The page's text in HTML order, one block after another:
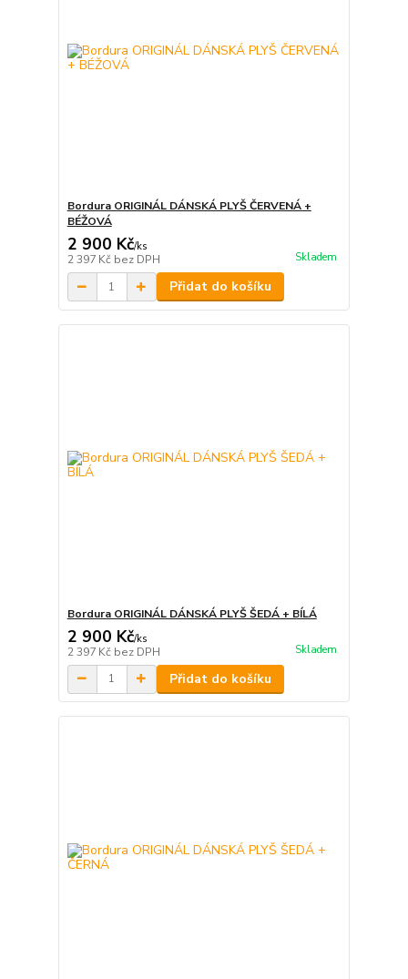
Bordura ORIGINÁL DÁNSKÁ PLYŠ ČERVENÁ +
BÉŽOVÁ
2 900 Kč/ks
2 397 Kč bez DPH Skladem
Přidat do košíku
Bordura ORIGINÁL DÁNSKÁ PLYŠ ŠEDÁ + BÍLÁ
2 900 Kč/ks
2 397 Kč bez DPH Skladem
Přidat do košíku